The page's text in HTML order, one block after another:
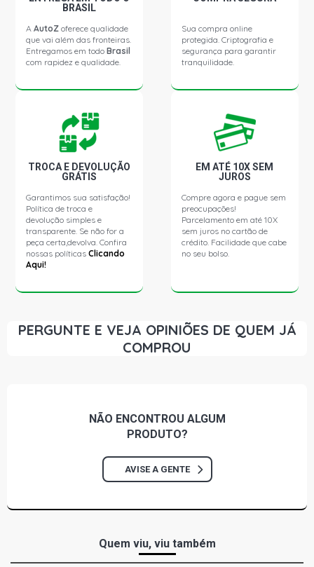
1987)
OGGI CS SEDAN 1.3 8V 127A2011 GASOLINA (1984 -
PANORAMA C SW 1.3 8V 127A2011 GASOLINA (1980 -
PANORAMA CL SW 1.3 8V 127A2011 GASOLINA (1980 -
1986)
PANORAMA C SW 1050 8V FIASA GASOLINA (1980 -
1986)
PANORAMA CL SW 1050 8V FIASA GASOLINA (1980 -
1986)
UNO MILLE HATCH 1.0 8V FIASA GASOLINA (1990 - 1992)
BRASIL
AAutoZ oferece qualidade
que vai além das fronteiras.
Entregamos em todoBrasil
com rapidez e qualidade.
Sua compra online
protegida. Criptografia e
segurança para garantir
tranquilidade.
TROCA E DEVOLUÇÃO
GRÁTIS
Garantimos sua satisfação!
Política de troca e
devolução simples e
transparente. Se não for a
peça certa,devolva. Confira
nossas políticasClicando
Aqui!
EM ATÉ 10X SEM
JUROS
Compre agora e pague sem
preocupações!
Parcelamento em até 10X
sem juros no cartão de
crédito. Facilidade que cabe
no seu bolso.
PERGUNTE E VEJA OPINIÕES DE QUEM JÁ
COMPROU
NÃO ENCONTROU ALGUM
PRODUTO?
AVISE A GENTE
Quem viu, viu também